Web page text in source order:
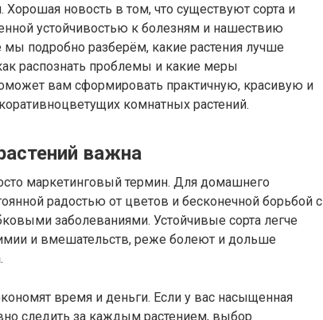
Хорошая новость в том, что существуют сорта и
устойчивостью к болезням и нашествию
мы подробно разберём, какие растения лучше
распознать проблемы и какие меры
вам сформировать практичную, красивую и
комнатных растений.
важна
маркетинговый термин. Для домашнего
радостью от цветов и бесконечной борьбой с
заболеваниями. Устойчивые сорта легче
и вмешательств, реже болеют и дольше
время и деньги. Если у вас насыщенная
следить за каждым растением, выбор